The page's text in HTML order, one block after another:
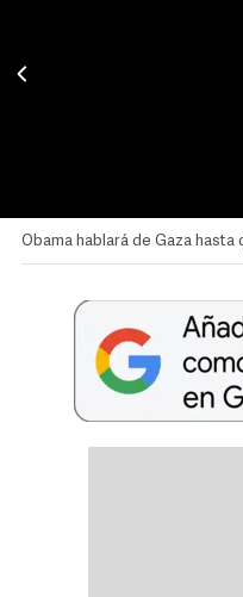
Obama hablará de Gaza